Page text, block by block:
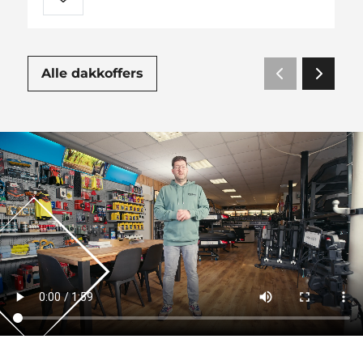
Alle dakkoffers